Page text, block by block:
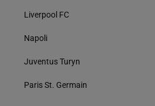
Liverpool FC
Napoli
Juventus Turyn
Paris St. Germain